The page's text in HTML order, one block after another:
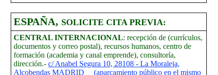
ESPAÑA, SOLICITE CITA PREVIA:
CENTRAL INTERNACIONAL: recepción de (currículos,
documentos y correo postal), recursos humanos, centro de
formación (academia y canal emprende), consultoría,
dirección.- c/ Anabel Segura 10, 28108 - La Moraleja,
Alcobendas MADRID
(aparcamiento público en el mismo